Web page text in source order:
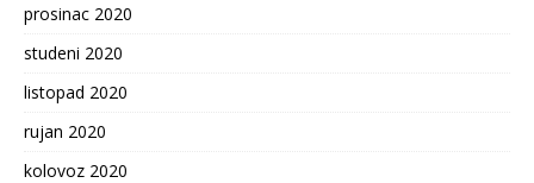
prosinac 2020
studeni 2020
listopad 2020
rujan 2020
kolovoz 2020